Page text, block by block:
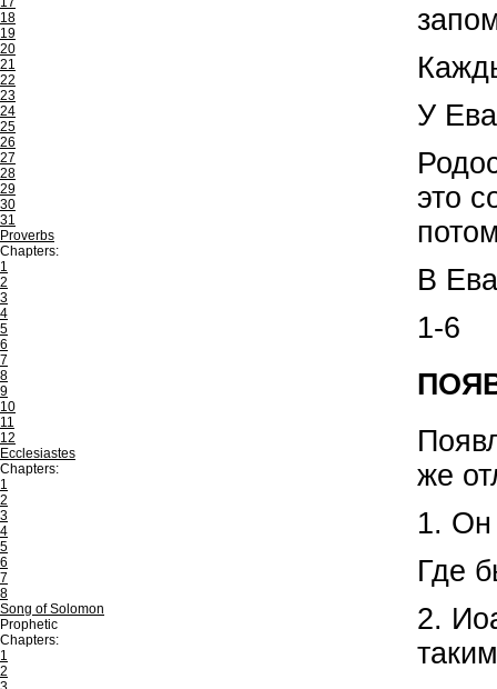
18
19
20
21
22
23
24
25
26
27
28
29
30
31
Proverbs
Chapters:
1
2
3
4
5
6
7
8
9
10
11
12
Ecclesiastes
Chapters:
1
2
3
4
5
6
7
8
Song of Solomon
Prophetic
Chapters:
1
2
У
это
В
1-6
же
1. Он
Где
2.